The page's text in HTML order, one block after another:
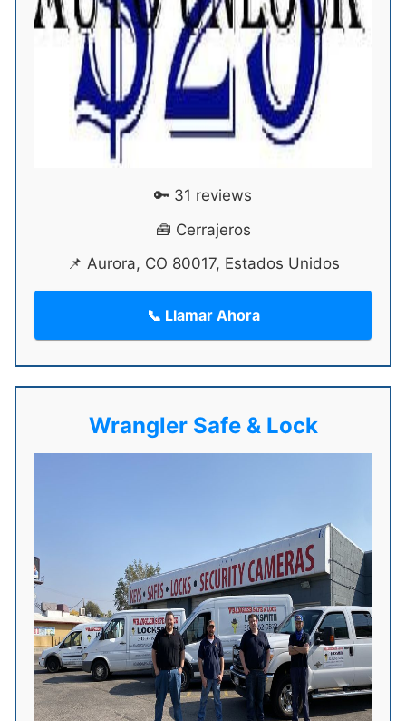
🔑 31 reviews
🧰 Cerrajeros
📌 Aurora, CO 80017, Estados Unidos
📞 Llamar Ahora
Wrangler Safe & Lock